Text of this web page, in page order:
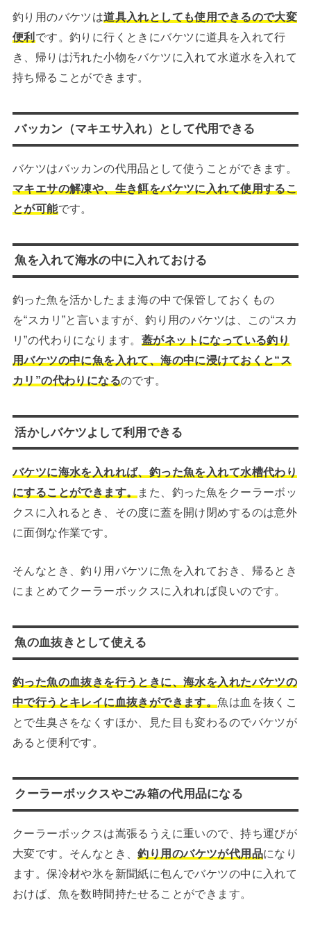
釣り用のバケツは道具入れとしても使用できるので大変
便利 です。釣りに行くときにバケツに道具を入れて行
き、帰りは汚れた小物をバケツに入れて水道水を入れて
持ち帰ることができます。
バッカン（マキエサ入れ）として代用できる
バケツはバッカンの代用品として使うことができます。
マキエサの解凍や、生き餌をバケツに入れて使用するこ
とが可能です。
魚を入れて海水の中に入れておける
釣った魚を活かしたまま海の中で保管しておくもの
を“スカリ”と言いますが、釣り用のバケツは、この“スカ
リ”の代わりになります。 蓋がネットになっている釣り
用バケツの中に魚を入れて、海の中に浸けておくと“ス
カリ”の代わりになるのです。
活かしバケツよして利用できる
バケツに海水を入れれば、釣った魚を入れて水槽代わり
にすることができます。
また、釣った魚をクーラーボッ
クスに入れるとき、その度に蓋を開け閉めするのは意外
に面倒な作業です。
そんなとき、釣り用バケツに魚を入れておき、帰るとき
にまとめてクーラーボックスに入れれば良いのです。
魚の血抜きとして使える
釣った魚の血抜きを行うときに、海水を入れたバケツの
中で行うとキレイに血抜きができます。魚は血を抜くこ
とで生臭さをなくすほか、見た目も変わるのでバケツが
あると便利です。
クーラーボックスやごみ箱の代用品になる
クーラーボックスは嵩張るうえに重いので、持ち運びが
大変です。そんなとき、釣り用のバケツが代用品になり
ます。保冷材や氷を新聞紙に包んでバケツの中に入れて
おけば、魚を数時間持たせることができます。